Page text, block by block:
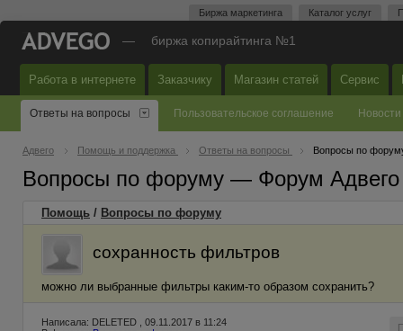
Биржа маркетинга Каталог услуг
— биржа копирайтинга №1
Работа в интернете Заказчику Магазин статей Сервис
Ответы на вопросы Пользовательское соглашение Новости
Адвего Помощь и поддержка Ответы на вопросы Вопросы по
Вопросы по форуму — Форум Адвего
Помощь / Вопросы по форуму
сохранность фильтров
можно ли выбранные фильтры каким-то образом сохранить?
Написала: DELETED , 09.11.2017 в 11:24